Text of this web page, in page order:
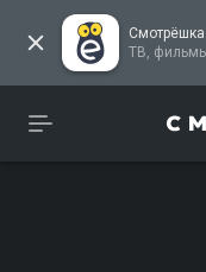
Смотрёшка